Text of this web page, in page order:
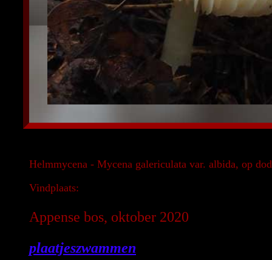
Helmmycena - Mycena galericulata var. albida, op
Vindplaats:
Appense bos, oktober 2020
plaatjeszwammen